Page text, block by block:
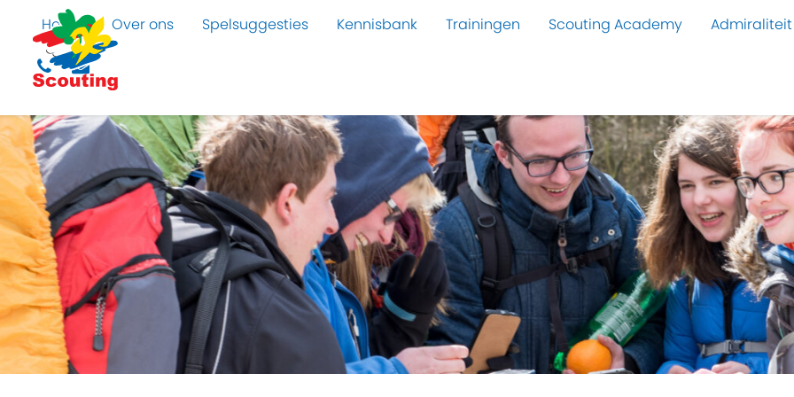
Home Over ons Spelsuggesties Kennisbank Trainingen Scouting Academy Admiraliteit